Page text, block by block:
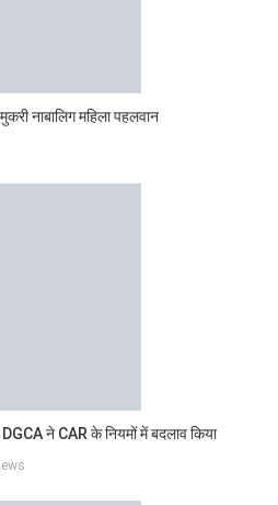
नाबालिग महिला पहलवान
DGCA ने CAR के नियमों में बदलाव किया